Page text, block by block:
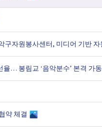
… 봉림교 ‘음악분수’ 본격 가동
약 체결